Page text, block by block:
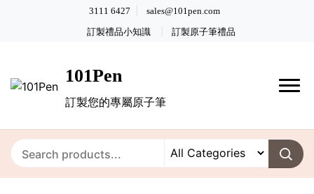
3111 6427 sales@101pen.com
訂製禮品小知識 訂製原子筆禮品
101Pen
訂製您的專屬原子筆